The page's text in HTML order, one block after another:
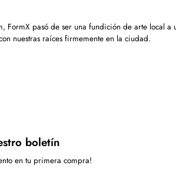
FormX pasó de ser una fundición de arte local a
nuestras raíces firmemente en la ciudad.
boletín
en tu primera compra!